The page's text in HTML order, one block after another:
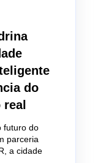
do
futuro do
parceria
a cidade